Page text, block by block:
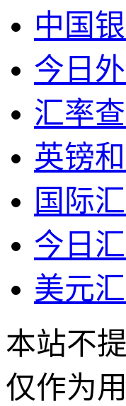
中国
今日
汇率
英镑
国际
今日
美元
本站不
仅作为